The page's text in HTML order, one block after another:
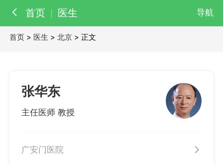
首页 医生 导航
医生
首页 > 医生 >北京 > 正文
张华东
主任医师 教授
广安门医院